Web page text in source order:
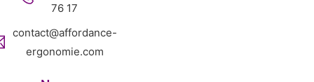
76 17
contact@affordance-
ergonomie.com